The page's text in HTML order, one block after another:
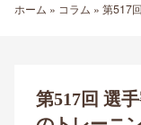
ホーム » コラム » 第517
第517回 選